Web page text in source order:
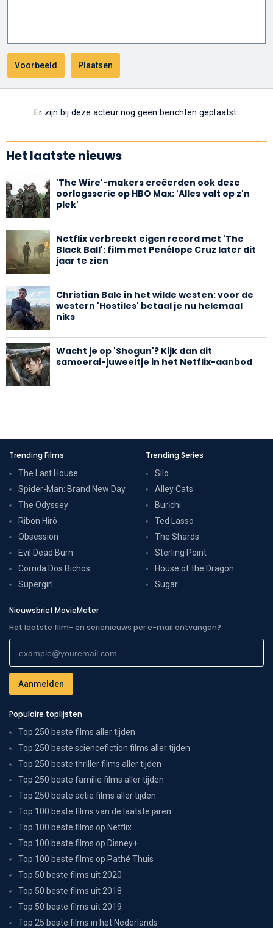
Er zijn bij deze acteur nog geen berichten geplaatst.
Het laatste nieuws
'The Wire'-makers creëerden ook deze
oorlogsserie op HBO Max: 'Alles valt op z'n
plek'
Netflix verbreekt eigen record met 'The
Black Ball': film met Penélope Cruz later dit
jaar te zien
Christian Bale in het wilde westen: voor de
western 'Hostiles' betaal je nu helemaal
niks
Wacht je op 'Shogun'? Kijk dan dit
samoerai-juweeltje in het Netflix-aanbod
Trending Films
The Last House
Spider-Man: Brand New Day
The Odyssey
Ribon Hîrô
Obsession
Evil Dead Burn
Corrida Dos Bichos
Supergirl
Trending Series
Silo
Alley Cats
Burīchi
Ted Lasso
The Shards
Sterling Point
House of the Dragon
Sugar
Nieuwsbrief MovieMeter
Het laatste film- en serienieuws per e-mail ontvangen?
Populaire toplijsten
Top 250 beste films aller tijden
Top 250 beste sciencefiction films aller tijden
Top 250 beste thriller films aller tijden
Top 250 beste familie films aller tijden
Top 250 beste actie films aller tijden
Top 100 beste films van de laatste jaren
Top 100 beste films op Netflix
Top 100 beste films op Disney+
Top 100 beste films op Pathé Thuis
Top 50 beste films uit 2020
Top 50 beste films uit 2018
Top 50 beste films uit 2019
Top 25 beste films in het Nederlands